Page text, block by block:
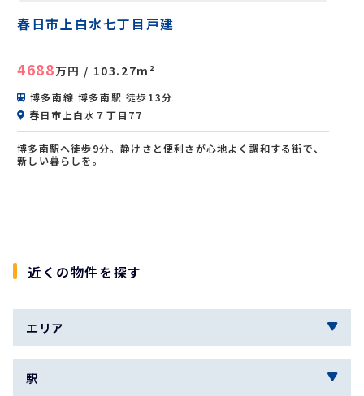
春日市上白水七丁目戸建
4688万円 / 103.27m²
博多南線 博多南駅 徒歩13分
春日市上白水７丁目77
博多南駅へ徒歩9分。静けさと便利さが心地よく調和する街で、
新しい暮らしを。
近くの物件を探す
エリア
駅